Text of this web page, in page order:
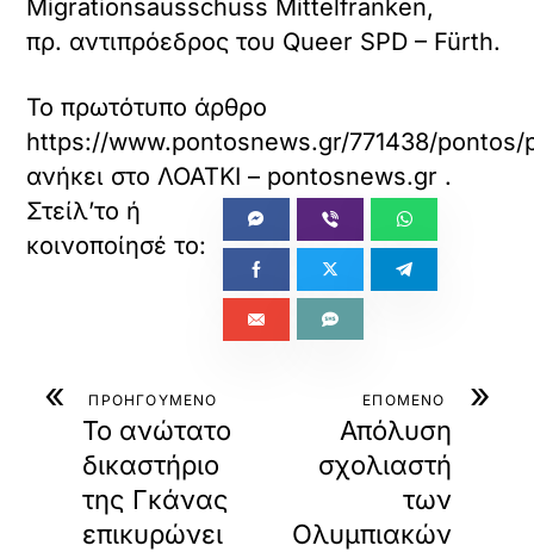
Migrationsausschuss Mittelfranken,
πρ. αντιπρόεδρος του Queer SPD – Fürth.
Το πρωτότυπο άρθρο
https://www.pontosnews.gr/771438/
ανήκει στοΛΟΑΤΚΙ – pontosnews.gr .
« ΠΡΟΗΓΟΥΜΕΝΟ
Το ανώτατο
δικαστήριο
της Γκάνας
επικυρώνει
»
ΕΠΟΜΕΝΟ
Απόλυση
σχολιαστή
των
Ολυμπιακών